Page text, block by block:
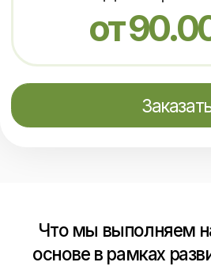
Навигация:
Кейсы
Услуги:
Продвижение на OZON
ИНН: 660406057179
ОГРН ИП: 310660406200010
© 2011 | Все права защищены